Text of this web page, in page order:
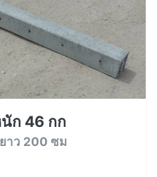
นัก 46 กก
าว 200 ซม